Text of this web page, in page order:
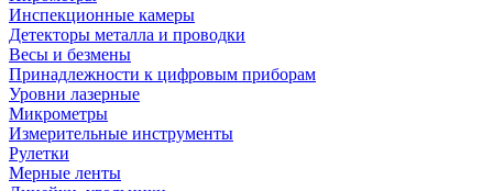
Инспекционные камеры
Детекторы металла и проводки
Весы и безмены
Принадлежности к цифровым приборам
Уровни лазерные
Микрометры
Измерительные инструменты
Рулетки
Мерные ленты